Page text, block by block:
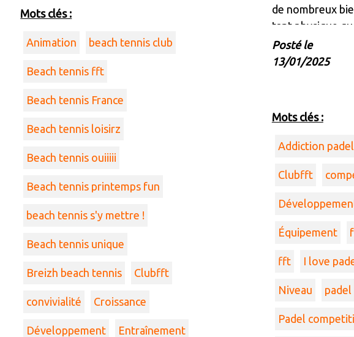
Mots clés :
Animation beach tennis club
Beach tennis fft
Beach tennis France
Beach tennis loisirz
Beach tennis ouiiiii
Beach tennis printemps fun
beach tennis s'y mettre !
Beach tennis unique
Breizh beach tennis Clubfft
convivialité Croissance
Développement Entraînement
de nombreux
tant physique
soyez un
Posté le
13/01/2025
Mots clés :
Addiction padel
Clubfft
Équipement
fft I love
Niveau padel
Padel